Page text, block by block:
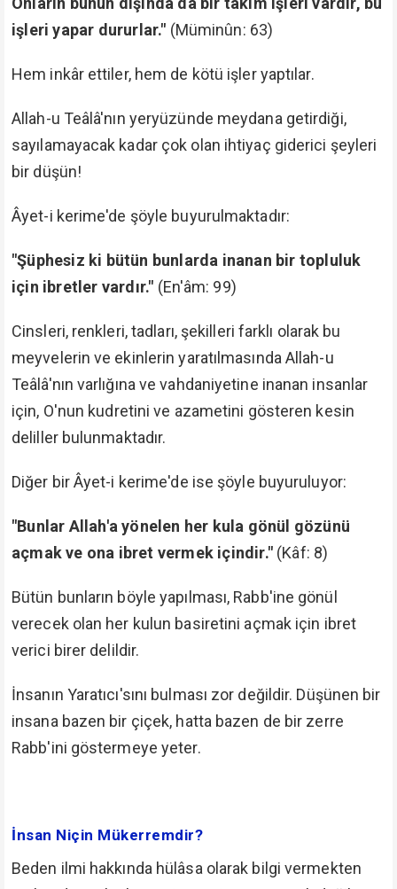
işleri yapar dururlar." (Müminûn: 63)
Hem inkâr ettiler, hem de kötü işler yaptılar.
Allah-u Teâlâ'nın yeryüzünde meydana getirdiği,
sayılamayacak kadar çok olan ihtiyaç giderici şeyleri
bir düşün!
Âyet-i kerime'de şöyle buyurulmaktadır:
"Şüphesiz ki bütün bunlarda inanan bir topluluk
için ibretler vardır." (En'âm: 99)
Cinsleri, renkleri, tadları, şekilleri farklı olarak bu
meyvelerin ve ekinlerin yaratılmasında Allah-u
Teâlâ'nın varlığına ve vahdaniyetine inanan insanlar
için, O'nun kudretini ve azametini gösteren kesin
deliller bulunmaktadır.
Diğer bir Âyet-i kerime'de ise şöyle buyuruluyor:
"Bunlar Allah'a yönelen her kula gönül gözünü
açmak ve ona ibret vermek içindir." (Kâf: 8)
Bütün bunların böyle yapılması, Rabb'ine gönül
verecek olan her kulun basiretini açmak için ibret
verici birer delildir.
İnsanın Yaratıcı'sını bulması zor değildir. Düşünen bir
insana bazen bir çiçek, hatta bazen de bir zerre
Rabb'ini göstermeye yeter.
İnsan Niçin Mükerremdir?
Beden ilmi hakkında hülâsa olarak bilgi vermekten